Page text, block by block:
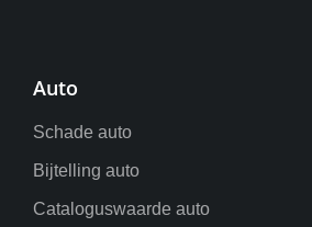
Auto
Schade auto
Bijtelling auto
Cataloguswaarde auto